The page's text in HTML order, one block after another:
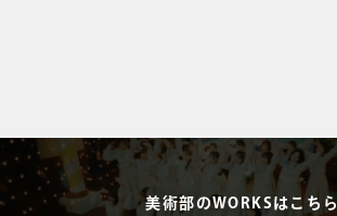
美術部のWORKSはこちら